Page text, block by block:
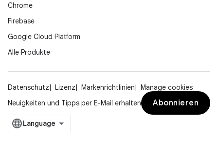
Chrome
Firebase
Google Cloud Platform
Alle Produkte
Datenschutz Lizenz Markenrichtlinien
Manage cookies
Neuigkeiten und Tipps per E-Mail erhalten
Abonnieren